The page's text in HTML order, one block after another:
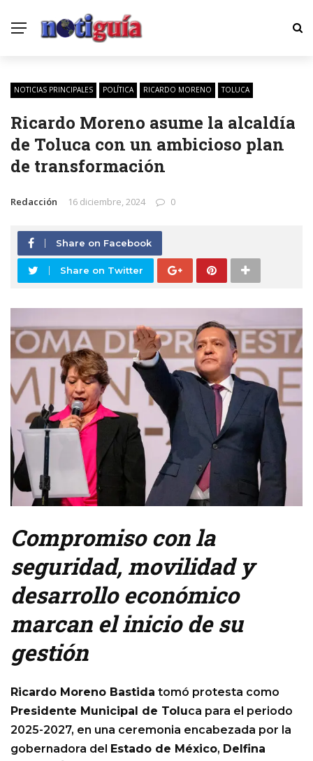
NOTICIAS PRINCIPALES POLÍTICA RICARDO MORENO TOLUCA
Ricardo Moreno asume la alcaldía
de Toluca con un ambicioso plan
de transformación
Redacción 16 diciembre, 2024 0
Share on Facebook
Share on Twitter
Compromiso con la
seguridad, movilidad y
desarrollo económico
marcan el inicio de su
gestión
Ricardo Moreno Bastida tomó protesta como
Presidente Municipal de Toluca para el periodo
2025-2027, en una ceremonia encabezada por la
gobernadora del Estado de México, Delfina